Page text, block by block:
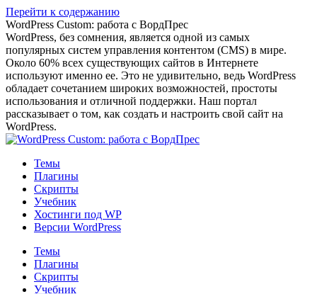
Перейти к содержанию
WordPress Custom: работа с ВордПрес
WordPress, без сомнения, является одной из самых
популярных систем управления контентом (CMS) в мире.
Около 60% всех существующих сайтов в Интернете
используют именно ее. Это не удивительно, ведь WordPress
обладает сочетанием широких возможностей, простоты
использования и отличной поддержки. Наш портал
рассказывает о том, как создать и настроить свой сайт на
WordPress.
Темы
Плагины
Скрипты
Учебник
Хостинги под WP
Версии WordPress
Темы
Плагины
Скрипты
Учебник